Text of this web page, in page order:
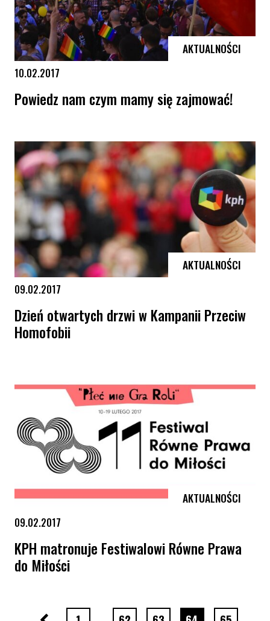
AKTUALNOŚCI
10.02.2017
Powiedz nam czym mamy się zajmować!
AKTUALNOŚCI
09.02.2017
Dzień otwartych drzwi w Kampanii Przeciw
Homofobii
AKTUALNOŚCI
09.02.2017
KPH matronuje Festiwalowi Równe Prawa
do Miłości
Poprzednia strona